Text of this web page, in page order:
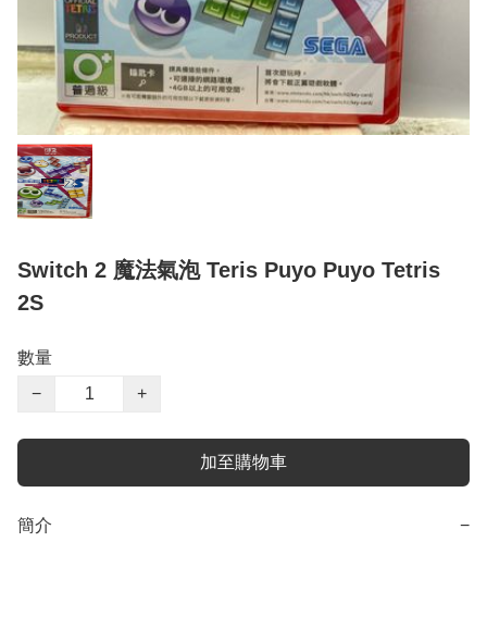
Switch 2 魔法氣泡 Teris Puyo Puyo Tetris
2S
數量
−
+
加至購物車
簡介 −